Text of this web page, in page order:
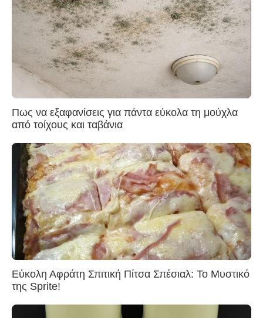
Πως να εξαφανίσεις για πάντα εύκολα τη μούχλα
από τοίχους και ταβάνια
Εύκολη Αφράτη Σπιτική Πίτσα Σπέσιαλ: Το Μυστικό
της Sprite!